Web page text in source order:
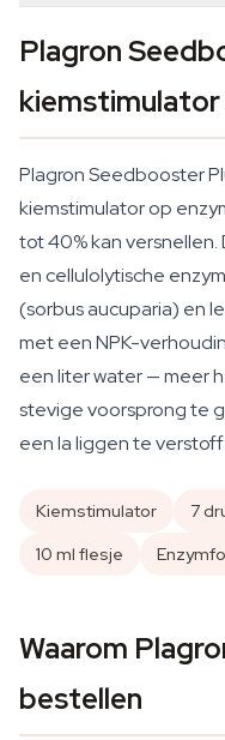
Plagron
kiemstimulator
Plagron Seedbooster
kiemstimulator op
tot 40% kan
en cellulolytische
(sorbus aucuparia) en
met een NPK-
een liter water — meer
stevige voorsprong te
een la liggen te
Kiemstimulator 7
10 ml flesje
Waarom
bestellen